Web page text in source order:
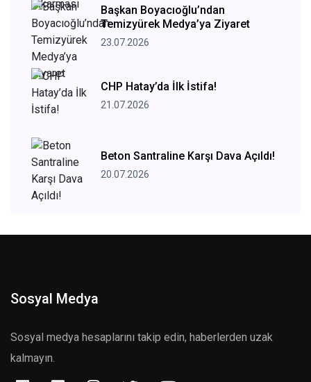
Başkan Boyacıoğlu’ndan
Temizyürek Medya’ya Ziyaret
23.07.2026
CHP Hatay’da İlk İstifa!
21.07.2026
Beton Santraline Karşı Dava Açıldı!
20.07.2026
Sosyal Medya
Sosyal medya hesaplarını takip edin, haberlerden uzak
kalmayın.